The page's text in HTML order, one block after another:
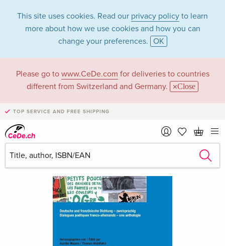
This site uses cookies. Read our privacy policy to learn
more about how we use cookies and how you can
change your preferences. OK
Please go to www.CeDe.com for deliveries to countries
different from Switzerland and Germany.
Close
TOP SERVICE AND FREE SHIPPING